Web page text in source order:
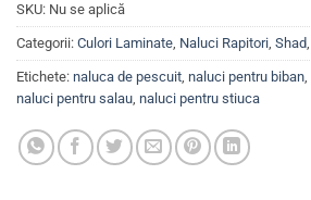
SKU: Nu se aplică
Categorii: Culori Laminate, Naluci Rapitori, Shad,
Etichete: naluca de pescuit, naluci pentru biban,
naluci pentru salau, naluci pentru stiuca